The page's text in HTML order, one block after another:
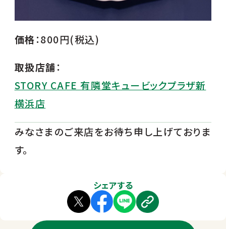
価格：800円(税込)
取扱店舗 ：
STORY CAFE 有隣堂キュービックプラザ新
横浜店
みなさまのご来店をお待ち申し上げておりま
す。
シェアする